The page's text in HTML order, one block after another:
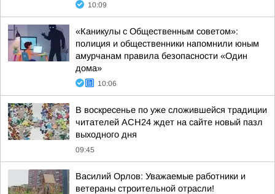
10:09
«Каникулы с Общественным советом»:
полиция и общественники напомнили юным
амурчанам правила безопасности «Один
дома»
10:06
В воскресенье по уже сложившейся традиции
читателей АСН24 ждет на сайте новый пазл
выходного дня
09:45
Василий Орлов: Уважаемые работники и
ветераны строительной отрасли!